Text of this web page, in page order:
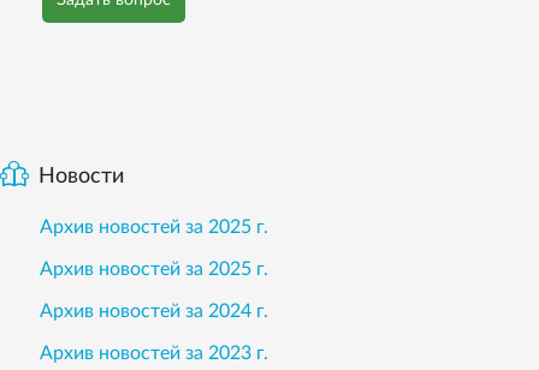
Новости
Архив новостей за 2025 г.
Архив новостей за 2025 г.
Архив новостей за 2024 г.
Архив новостей за 2023 г.